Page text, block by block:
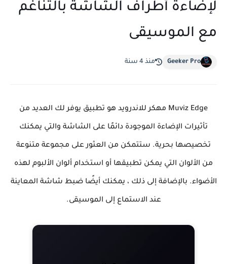
لإضاءة أطراف الشاشة بالتناغم
مع الموسيقى
Geeker Pro منذ 4 سنة
Muviz Edge مهكر للاندرويد هو تطبيق يوفر لك العديد من
تأثيرات الإضاءة الموجودة دائمًا على الشاشة والتي يمكنك
تخصيصها بحرية. ستتمكن من العثور على مجموعة متنوعة
من الألوان التي يمكن تطبيقها أو استخدام ألوان الألبوم لهذه
الأضواء. بالإضافة إلى ذلك ، يمكنك أيضًا ضبط شاشة المعاينة
عند الاستماع إلى الموسيقى.